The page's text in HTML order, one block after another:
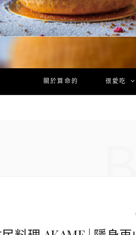
關於算命的 很愛吃